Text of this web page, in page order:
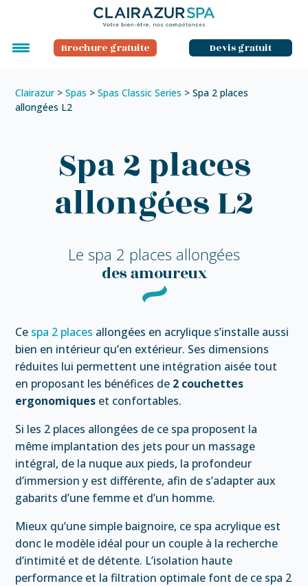
Brochure gratuite Devis gratuit
Clairazur>Spas >Spas Classic Series >Spa 2 places
allongées L2
Spa 2 places
allongées L2
Le spa 2 places allongées
des amoureux
Ce spa 2 places allongées en acrylique s’installe aussi
bien en intérieur qu’en extérieur. Ses dimensions
réduites lui permettent une intégration aisée tout
en proposant les bénéfices de 2 couchettes
ergonomiques et confortables.
Si les 2 places allongées de ce spa proposent la
même implantation des jets pour un massage
intégral, de la nuque aux pieds, la profondeur
d’immersion y est différente, afin de s’adapter aux
gabarits d’une femme et d’un homme.
Mieux qu’une simple baignoire, ce spa acrylique est
donc le modèle idéal pour un couple à la recherche
d’intimité et de détente. L’isolation haute
performance et la filtration optimale font de ce spa 2